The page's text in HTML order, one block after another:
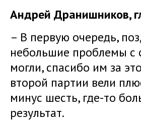
Андрей Дранишников,
– В первую очередь,
небольшие проблемы с
могли, спасибо им за
второй партии вели
минус шесть, где-то
результат.